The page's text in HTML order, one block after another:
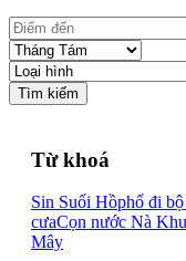
Tìm kiếm
Từ khoá
Sin Suối Hồphố đi
cưaCọn nước Nà
Mây